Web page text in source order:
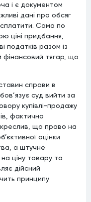
і є документом
дані про обсяг
Сама по
ціні придбання,
податків разом із
тягар, що
справи в
суд вийти за
купівлі-продажу
фактично
що право на
оцінки
а штучне
ціну товару та
дійсний
принципу